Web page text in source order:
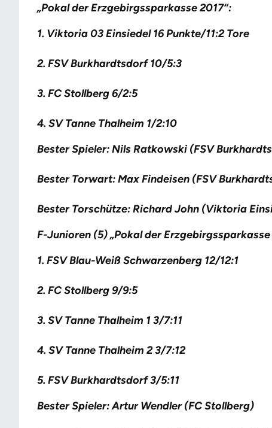
„Pokal der Erzgebirgssparkasse 2017“:
1. Viktoria 03 Einsiedel 16 Punkte/11:2 Tore
2. FSV Burkhardtsdorf 10/5:3
3. FC Stollberg 6/2:5
4. SV Tanne Thalheim 1/2:10
Bester Spieler: Nils Ratkowski (FSV
Bester Torwart: Max Findeisen (FSV
Bester Torschütze: Richard John (Viktoria
F-Junioren (5) „Pokal der Erzgebirgssparkasse
1. FSV Blau-Weiß Schwarzenberg 12/12:1
2. FC Stollberg 9/9:5
3. SV Tanne Thalheim 1 3/7:11
4. SV Tanne Thalheim 2 3/7:12
5. FSV Burkhardtsdorf 3/5:11
Bester Spieler: Artur Wendler (FC Stollberg)